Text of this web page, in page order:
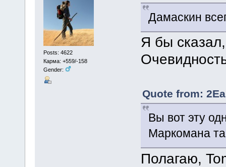
Posts: 4622
Карма: +559/-158
Gender:
Дамаскин
Я бы
Quote from:
Вы вот эту
Маркомана
Полагаю,